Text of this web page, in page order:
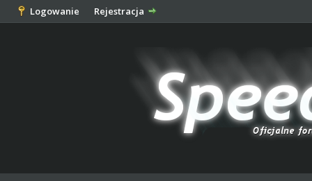
Logowanie Rejestracja